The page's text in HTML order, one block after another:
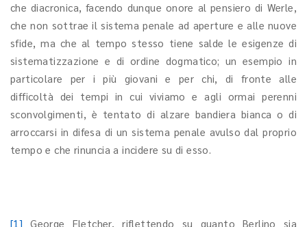
che diacronica, facendo dunque onore al pensiero di Werle,
che non sottrae il sistema penale ad aperture e alle nuove
sfide, ma che al tempo stesso tiene salde le esigenze di
sistematizzazione e di ordine dogmatico; un esempio in
particolare per i più giovani e per chi, di fronte alle
difficoltà dei tempi in cui viviamo e agli ormai perenni
sconvolgimenti, è tentato di alzare bandiera bianca o di
arroccarsi in difesa di un sistema penale avulso dal proprio
tempo e che rinuncia a incidere su di esso.
[1] George Fletcher, riflettendo su quanto Berlino sia